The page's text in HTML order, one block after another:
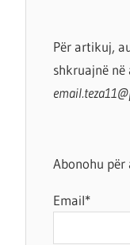
Për artikuj,
shkruajnë në
Abonohu
Email*